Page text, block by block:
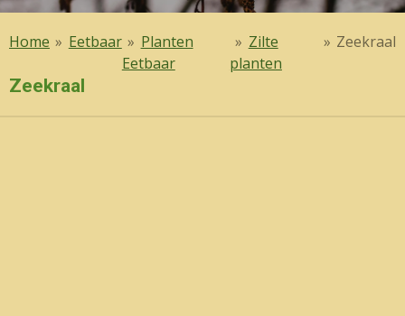
Home » Eetbaar » Planten
Eetbaar
» Zilte
planten
» Zeekraal
Zeekraal